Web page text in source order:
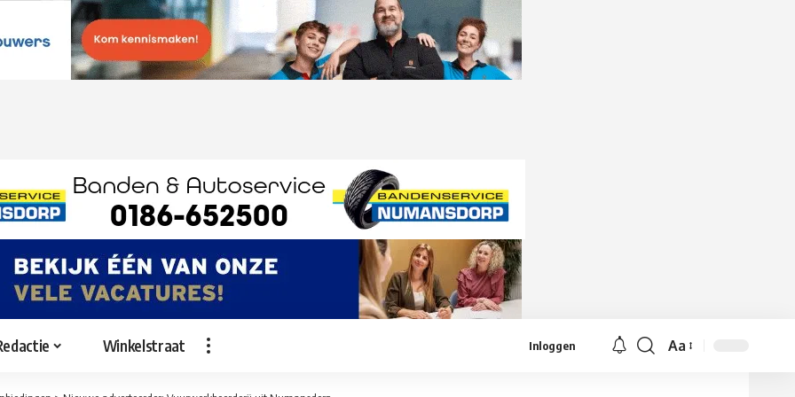
Winkelstraat Inloggen
Lettergrootte
Aa